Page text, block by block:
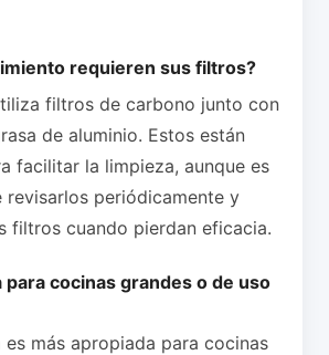
requieren sus filtros?
filtros de carbono junto con
de aluminio. Estos están
facilitar la limpieza, aunque es
revisarlos periódicamente y
filtros cuando pierdan eficacia.
para cocinas grandes o de uso
es más apropiada para cocinas